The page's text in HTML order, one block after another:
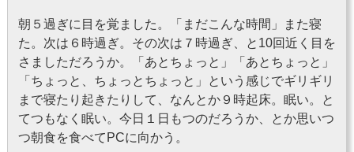
朝５過ぎに目を覚ました。「まだこんな時間」また寝
た。次は６時過ぎ。その次は７時過ぎ、と10回近く目を
さましただろうか。「あとちょっと」「あとちょっと」
「ちょっと、ちょっとちょっと」という感じでギリギリ
まで寝たり起きたりして、なんとか９時起床。眠い。と
てつもなく眠い。今日１日もつのだろうか、とか思いつ
つ朝食を食べてPCに向かう。